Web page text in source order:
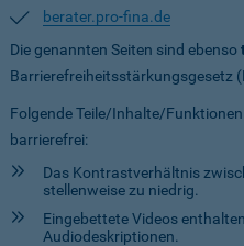
berater.pro-fina.de
Die genannten Seiten sind ebenso
Barrierefreiheitsstärkungsgesetz
Folgende Teile/Inhalte/
barrierefrei:
Das Kontrastverhältnis
stellenweise zu niedrig.
Eingebettete Videos
Audiodeskriptionen.